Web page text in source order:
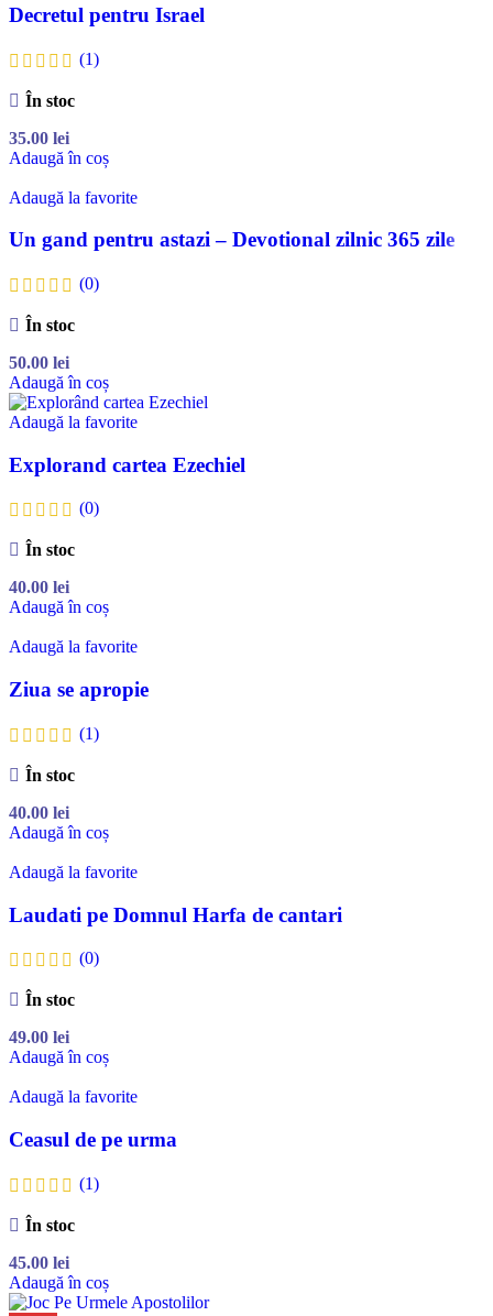
Decretul pentru Israel
(1)
În stoc
35.00 lei
Adaugă în coș
Adaugă la favorite
Un gand pentru astazi – Devotional zilnic 365 zile
(0)
În stoc
50.00 lei
Adaugă în coș
Adaugă la favorite
Explorand cartea Ezechiel
(0)
În stoc
40.00 lei
Adaugă în coș
Adaugă la favorite
Ziua se apropie
(1)
În stoc
40.00 lei
Adaugă în coș
Adaugă la favorite
Laudati pe Domnul Harfa de cantari
(0)
În stoc
49.00 lei
Adaugă în coș
Adaugă la favorite
Ceasul de pe urma
(1)
În stoc
45.00 lei
Adaugă în coș